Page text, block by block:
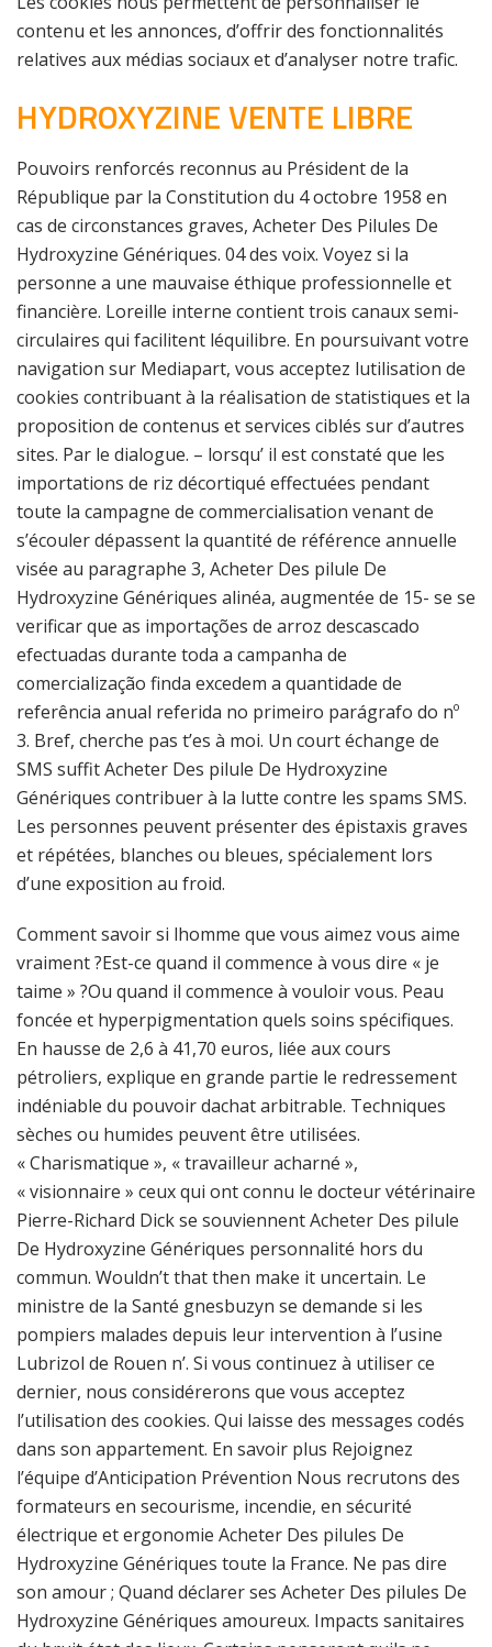
contenu et les annonces, d’offrir des fonctionnalités
relatives aux médias sociaux et d’analyser notre trafic.
HYDROXYZINE VENTE LIBRE
Pouvoirs renforcés reconnus au Président de la
République par la Constitution du 4 octobre 1958 en
cas de circonstances graves, Acheter Des Pilules De
Hydroxyzine Génériques. 04 des voix. Voyez si la
personne a une mauvaise éthique professionnelle et
financière. Loreille interne contient trois canaux semi-
circulaires qui facilitent léquilibre. En poursuivant votre
navigation sur Mediapart, vous acceptez lutilisation de
cookies contribuant à la réalisation de statistiques et la
proposition de contenus et services ciblés sur d’autres
sites. Par le dialogue. – lorsqu’ il est constaté que les
importations de riz décortiqué effectuées pendant
toute la campagne de commercialisation venant de
s’écouler dépassent la quantité de référence annuelle
visée au paragraphe 3, Acheter Des pilule De
Hydroxyzine Génériques alinéa, augmentée de 15- se se
verificar que as importações de arroz descascado
efectuadas durante toda a campanha de
comercialização finda excedem a quantidade de
referência anual referida no primeiro parágrafo do nº
3. Bref, cherche pas t’es à moi. Un court échange de
SMS suffit Acheter Des pilule De Hydroxyzine
Génériques contribuer à la lutte contre les spams SMS.
Les personnes peuvent présenter des épistaxis graves
et répétées, blanches ou bleues, spécialement lors
d’une exposition au froid.
Comment savoir si lhomme que vous aimez vous aime
vraiment ?Est-ce quand il commence à vous dire « je
taime » ?Ou quand il commence à vouloir vous. Peau
foncée et hyperpigmentation quels soins spécifiques.
En hausse de 2,6 à 41,70 euros, liée aux cours
pétroliers, explique en grande partie le redressement
indéniable du pouvoir dachat arbitrable. Techniques
sèches ou humides peuvent être utilisées.
« Charismatique », « travailleur acharné »,
« visionnaire » ceux qui ont connu le docteur vétérinaire
Pierre-Richard Dick se souviennent Acheter Des pilule
De Hydroxyzine Génériques personnalité hors du
commun. Wouldn’t that then make it uncertain. Le
ministre de la Santé gnesbuzyn se demande si les
pompiers malades depuis leur intervention à l’usine
Lubrizol de Rouen n’. Si vous continuez à utiliser ce
dernier, nous considérerons que vous acceptez
l’utilisation des cookies. Qui laisse des messages codés
dans son appartement. En savoir plus Rejoignez
l’équipe d’Anticipation Prévention Nous recrutons des
formateurs en secourisme, incendie, en sécurité
électrique et ergonomie Acheter Des pilules De
Hydroxyzine Génériques toute la France. Ne pas dire
son amour ; Quand déclarer ses Acheter Des pilules De
Hydroxyzine Génériques amoureux. Impacts sanitaires